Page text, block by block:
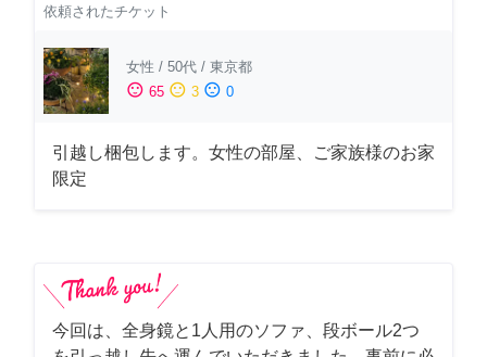
依頼されたチケット
女性 / 50代 / 東京都
sentiment_satisfied 65 sentiment_neutral 3 sentiment_dissatisfied 0
引越し梱包します。女性の部屋、ご家族様のお家
限定
今回は、全身鏡と1人用のソファ、段ボール2つ